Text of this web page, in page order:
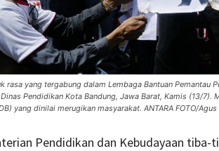
rasa yang tergabung dalam Lembaga Bantuan Pemantau
Pendidikan Kota Bandung, Jawa Barat, Kamis (13/
yang dinilai merugikan masyarakat. ANTARA FOTO/Agus
Pendidikan dan Kebudayaan